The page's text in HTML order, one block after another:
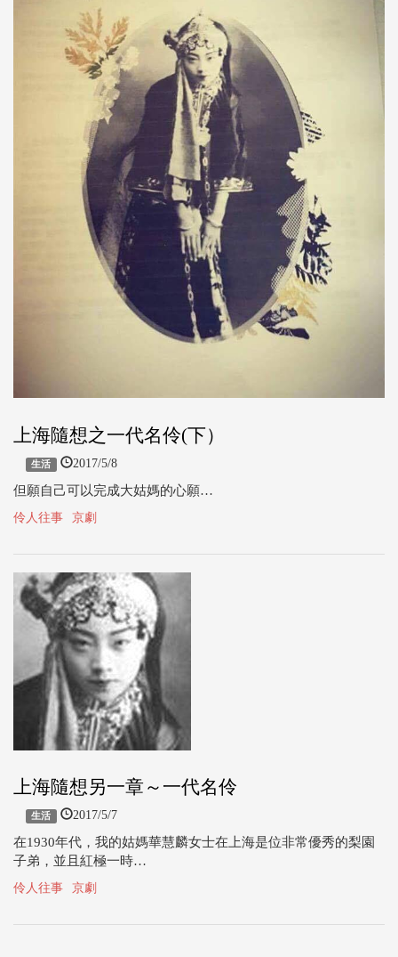
上海隨想之一代名伶(下）
生活 2017/5/8
但願自己可以完成大姑媽的心願…
伶人往事 京劇
上海隨想另一章～一代名伶
生活 2017/5/7
在1930年代，我的姑媽華慧麟女士在上海是位非常優秀的梨園
子弟，並且紅極一時…
伶人往事 京劇